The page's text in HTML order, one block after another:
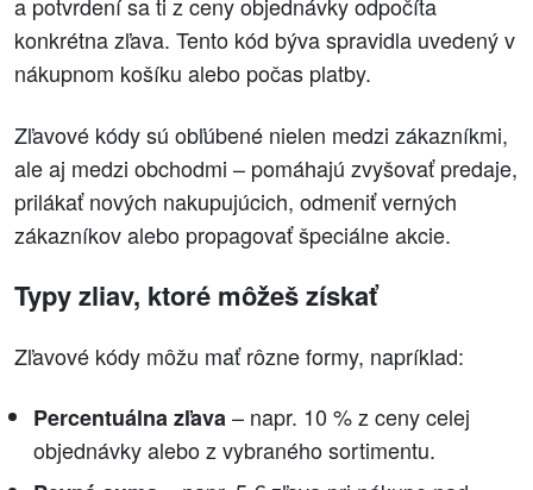
konkrétna zľava. Tento kód býva spravidla uvedený v
nákupnom košíku alebo počas platby.
Zľavové kódy sú obľúbené nielen medzi zákazníkmi,
ale aj medzi obchodmi – pomáhajú zvyšovať predaje,
prilákať nových nakupujúcich, odmeniť verných
zákazníkov alebo propagovať špeciálne akcie.
Typy zliav, ktoré môžeš získať
Zľavové kódy môžu mať rôzne formy, napríklad:
Percentuálna zľava– napr. 10 % z ceny celej
objednávky alebo z vybraného sortimentu.